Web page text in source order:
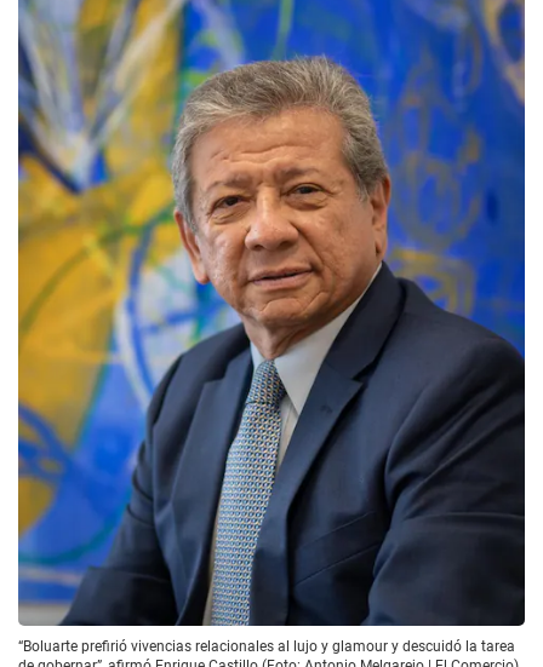
“Boluarte prefirió vivencias relacionales al lujo y glamour y descuidó la tarea